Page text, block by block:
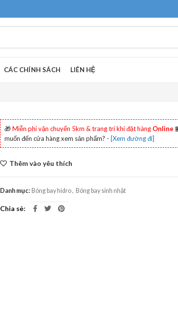
CÁC CHÍNH SÁCH LIÊN HỆ
🎁Miễn phí vận chuyển 5km & trang trí khi đặt hàng Online
muốn đến cửa hàng xem sản phẩm? - [Xem đường đi]
Thêm vào yêu thích
Danh mục: Bóng bay hidro, Bóng bay sinh nhật
Chia sẻ